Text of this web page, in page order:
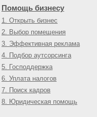
Помощь бизнесу
1. Открыть бизнес
2. Выбор помещения
3. Эффективная реклама
4. Подбор аутсорсинга
5. Господдержка
6. Уплата налогов
7. Поиск кадров
8. Юридическая помощь